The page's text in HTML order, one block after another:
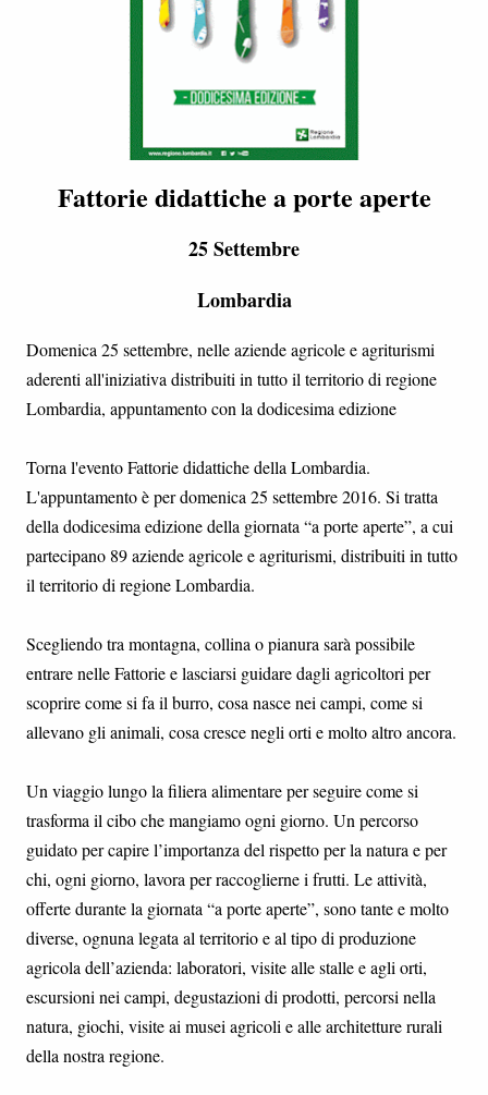
Fattorie didattiche a porte aperte
25 Settembre
Lombardia
Domenica 25 settembre, nelle aziende agricole e agriturismi
aderenti all'iniziativa distribuiti in tutto il territorio di regione
Lombardia, appuntamento con la dodicesima edizione
Torna l'evento Fattorie didattiche della Lombardia.
L'appuntamento è per domenica 25 settembre 2016. Si tratta
della dodicesima edizione della giornata “a porte aperte”, a cui
partecipano 89 aziende agricole e agriturismi, distribuiti in tutto
il territorio di regione Lombardia.
Scegliendo tra montagna, collina o pianura sarà possibile
entrare nelle Fattorie e lasciarsi guidare dagli agricoltori per
scoprire come si fa il burro, cosa nasce nei campi, come si
allevano gli animali, cosa cresce negli orti e molto altro ancora.
Un viaggio lungo la filiera alimentare per seguire come si
trasforma il cibo che mangiamo ogni giorno. Un percorso
guidato per capire l’importanza del rispetto per la natura e per
chi, ogni giorno, lavora per raccoglierne i frutti. Le attività,
offerte durante la giornata “a porte aperte”, sono tante e molto
diverse, ognuna legata al territorio e al tipo di produzione
agricola dell’azienda: laboratori, visite alle stalle e agli orti,
escursioni nei campi, degustazioni di prodotti, percorsi nella
natura, giochi, visite ai musei agricoli e alle architetture rurali
della nostra regione.